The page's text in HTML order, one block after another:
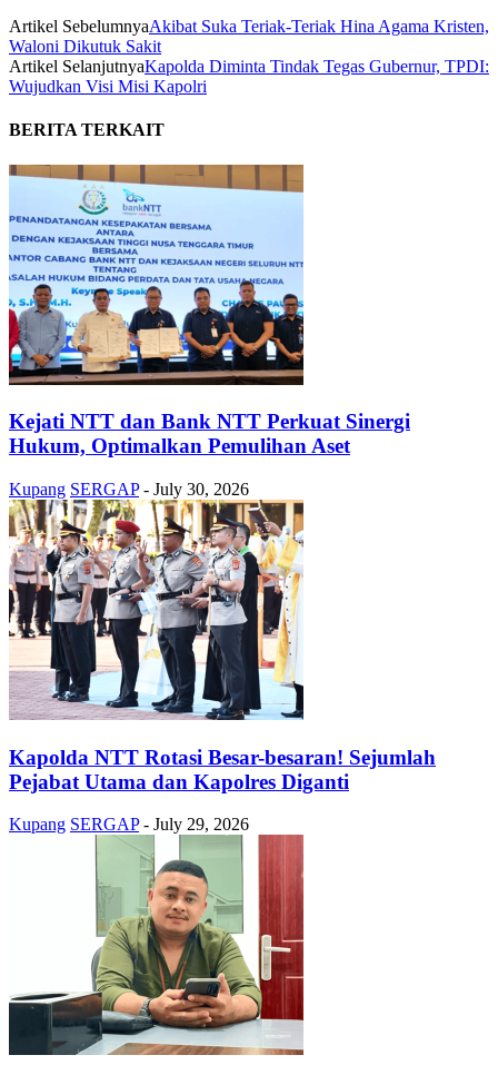
Artikel SebelumnyaAkibat Suka Teriak-Teriak Hina Agama Kristen,
Waloni Dikutuk Sakit
Artikel SelanjutnyaKapolda Diminta Tindak Tegas Gubernur, TPDI:
Wujudkan Visi Misi Kapolri
BERITA TERKAIT
Kejati NTT dan Bank NTT Perkuat Sinergi
Hukum, Optimalkan Pemulihan Aset
Kupang SERGAP - July 30, 2026
Kapolda NTT Rotasi Besar-besaran! Sejumlah
Pejabat Utama dan Kapolres Diganti
Kupang SERGAP - July 29, 2026